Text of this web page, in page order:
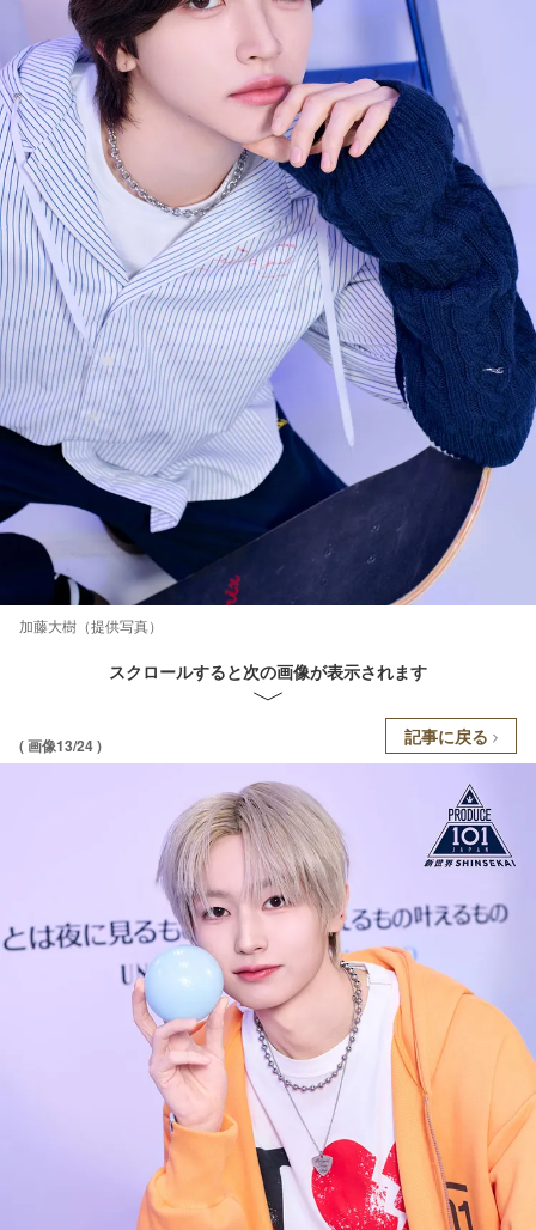
加藤大樹（提供写真）
スクロールすると次の画像が表示されます
( 画像13/24 ) 記事に戻る